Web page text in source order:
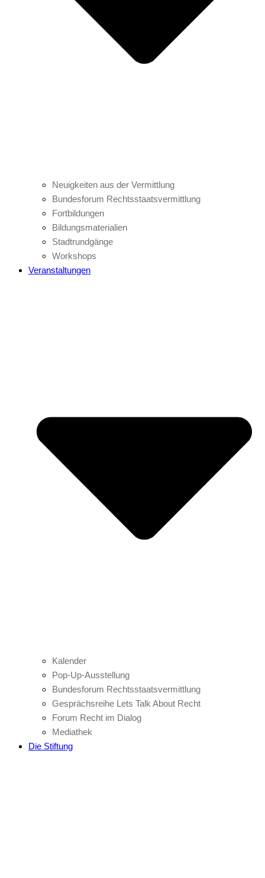
Neuigkeiten aus der Vermittlung
Bundesforum Rechtsstaatsvermittlung
Fortbildungen
Bildungsmaterialien
Stadtrundgänge
Workshops
Veranstaltungen
Kalender
Pop-Up-Ausstellung
Bundesforum Rechtsstaatsvermittlung
Gesprächsreihe Lets Talk About Recht
Forum Recht im Dialog
Mediathek
Die Stiftung